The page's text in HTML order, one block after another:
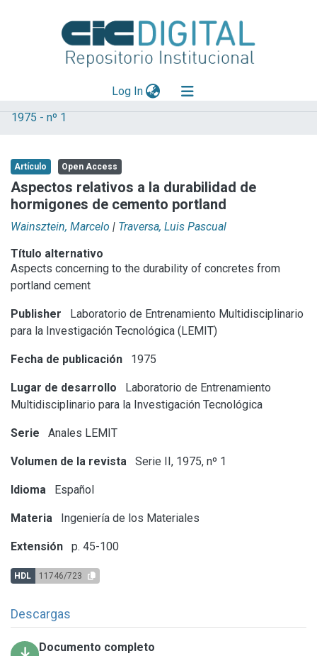
Log In(current)
Explorar
Aportar material
Statistics
1975 - nº 1
Artículo Open Access
Aspectos relativos a la durabilidad de
hormigones de cemento portland
Wainsztein, Marcelo | Traversa, Luis Pascual
Título alternativo
Aspects concerning to the durability of concretes from
portland cement
Publisher
Laboratorio de Entrenamiento Multidisciplinario
para la Investigación Tecnológica (LEMIT)
Fecha de publicación 1975
Lugar de desarrollo
Laboratorio de Entrenamiento
Multidisciplinario para la Investigación Tecnológica
Serie Anales LEMIT
Volumen de la revista Serie II, 1975, nº 1
Idioma Español
Materia Ingeniería de los Materiales
Extensión p. 45-100
HDL 11746/723
Descargas
Documento completo